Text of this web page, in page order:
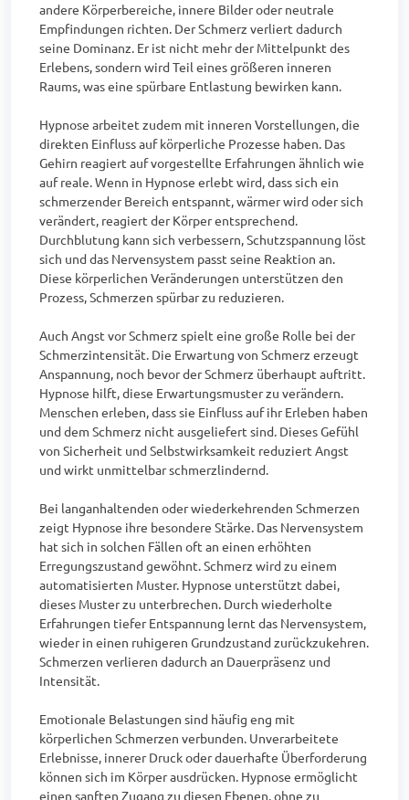
andere Körperbereiche, innere Bilder oder neutrale
Empfindungen richten. Der Schmerz verliert dadurch
seine Dominanz. Er ist nicht mehr der Mittelpunkt des
Erlebens, sondern wird Teil eines größeren inneren
Raums, was eine spürbare Entlastung bewirken kann.
Hypnose arbeitet zudem mit inneren Vorstellungen, die
direkten Einfluss auf körperliche Prozesse haben. Das
Gehirn reagiert auf vorgestellte Erfahrungen ähnlich wie
auf reale. Wenn in Hypnose erlebt wird, dass sich ein
schmerzender Bereich entspannt, wärmer wird oder sich
verändert, reagiert der Körper entsprechend.
Durchblutung kann sich verbessern, Schutzspannung löst
sich und das Nervensystem passt seine Reaktion an.
Diese körperlichen Veränderungen unterstützen den
Prozess, Schmerzen spürbar zu reduzieren.
Auch Angst vor Schmerz spielt eine große Rolle bei der
Schmerzintensität. Die Erwartung von Schmerz erzeugt
Anspannung, noch bevor der Schmerz überhaupt auftritt.
Hypnose hilft, diese Erwartungsmuster zu verändern.
Menschen erleben, dass sie Einfluss auf ihr Erleben haben
und dem Schmerz nicht ausgeliefert sind. Dieses Gefühl
von Sicherheit und Selbstwirksamkeit reduziert Angst
und wirkt unmittelbar schmerzlindernd.
Bei langanhaltenden oder wiederkehrenden Schmerzen
zeigt Hypnose ihre besondere Stärke. Das Nervensystem
hat sich in solchen Fällen oft an einen erhöhten
Erregungszustand gewöhnt. Schmerz wird zu einem
automatisierten Muster. Hypnose unterstützt dabei,
dieses Muster zu unterbrechen. Durch wiederholte
Erfahrungen tiefer Entspannung lernt das Nervensystem,
wieder in einen ruhigeren Grundzustand zurückzukehren.
Schmerzen verlieren dadurch an Dauerpräsenz und
Intensität.
Emotionale Belastungen sind häufig eng mit
körperlichen Schmerzen verbunden. Unverarbeitete
Erlebnisse, innerer Druck oder dauerhafte Überforderung
können sich im Körper ausdrücken. Hypnose ermöglicht
einen sanften Zugang zu diesen Ebenen, ohne zu